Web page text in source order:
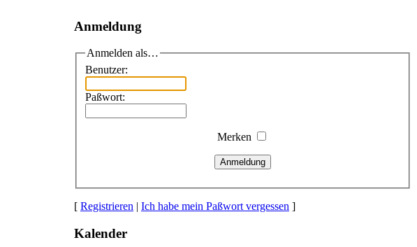
Anmeldung
Anmelden als…
Benutzer:
Paßwort:
Merken
Anmeldung
[ Registrieren | Ich habe mein Paßwort vergessen ]
Kalender